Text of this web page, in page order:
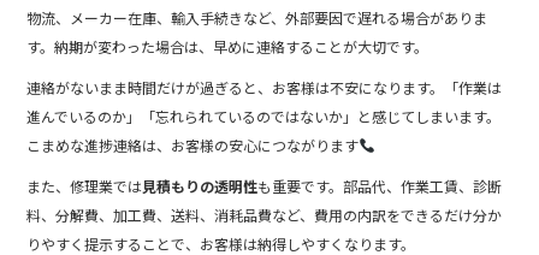
物流、メーカー在庫、輸入手続きなど、外部要因で遅れる場合がありま
す。納期が変わった場合は、早めに連絡することが大切です。
連絡がないまま時間だけが過ぎると、お客様は不安になります。「作業は
進んでいるのか」「忘れられているのではないか」と感じてしまいます。
こまめな進捗連絡は、お客様の安心につながります
また、修理業では見積もりの透明性も重要です。部品代、作業工賃、診断
料、分解費、加工費、送料、消耗品費など、費用の内訳をできるだけ分か
りやすく提示することで、お客様は納得しやすくなります。